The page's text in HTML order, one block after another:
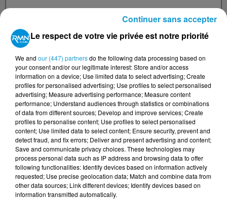
Lieu de l'événement (Adresse)
Date de début*
Date de fin*
Le respect de votre vie privée est notre priorité
We and our (447) partnersdo the following data processing based on
your consent and/or our legitimate interest: Store and/or access
information on a device; Use limited data to select advertising; Create
profiles for personalised advertising; Use profiles to select personalised
advertising; Measure advertising performance; Measure content
performance; Understand audiences through statistics or combinations
of data from different sources; Develop and improve services; Create
profiles to personalise content; Use profiles to select personalised
content; Use limited data to select content; Ensure security, prevent and
detect fraud, and fix errors; Deliver and present advertising and content;
Save and communicate privacy choices. These technologies may
process personal data such as IP address and browsing data to offer
following functionalities: Identify devices based on information actively
requested; Use precise geolocation data; Match and combine data from
other data sources; Link different devices; Identify devices based on
information transmitted automatically.
Continuer sans accepter